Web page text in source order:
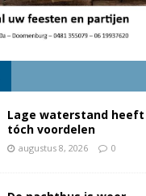
Lage waterstand heeft
tóch voordelen
augustus 8, 2026 0